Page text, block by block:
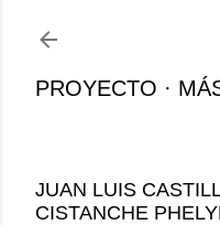
PROYECTO
JUAN LUIS
CISTANCHE